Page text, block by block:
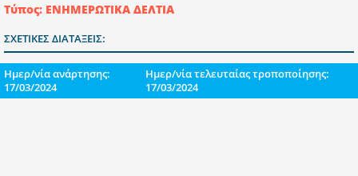
Τύπος: ΕΝΗΜΕΡΩΤΙΚΑ ΔΕΛΤΙΑ
ΣΧΕΤΙΚΕΣ ΔΙΑΤΑΞΕΙΣ:
Ημερ/νία ανάρτησης:
17/03/2024
Ημερ/νία τελευταίας τροποποίησης:
17/03/2024